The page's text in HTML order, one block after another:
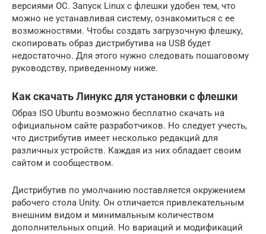
версиями ОС. Запуск Linux с флешки удобен тем, что
можно не устанавливая систему, ознакомиться с ее
возможностями. Чтобы создать загрузочную флешку,
скопировать образ дистрибутива на USB будет
недостаточно. Для этого нужно следовать пошаговому
руководству, приведенному ниже.
Как скачать Линукс для установки с флешки
Образ ISO Ubuntu возможно бесплатно скачать на
официальном сайте разработчиков. Но следует учесть,
что дистрибутив имеет несколько редакций для
различных устройств. Каждая из них обладает своим
сайтом и сообществом.
Дистрибутив по умолчанию поставляется окружением
рабочего стола Unity. Он отличается привлекательным
внешним видом и минимальным количеством
дополнительных опций. Но вариаций и модификаций